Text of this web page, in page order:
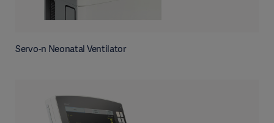
Servo-n Neonatal Ventilator